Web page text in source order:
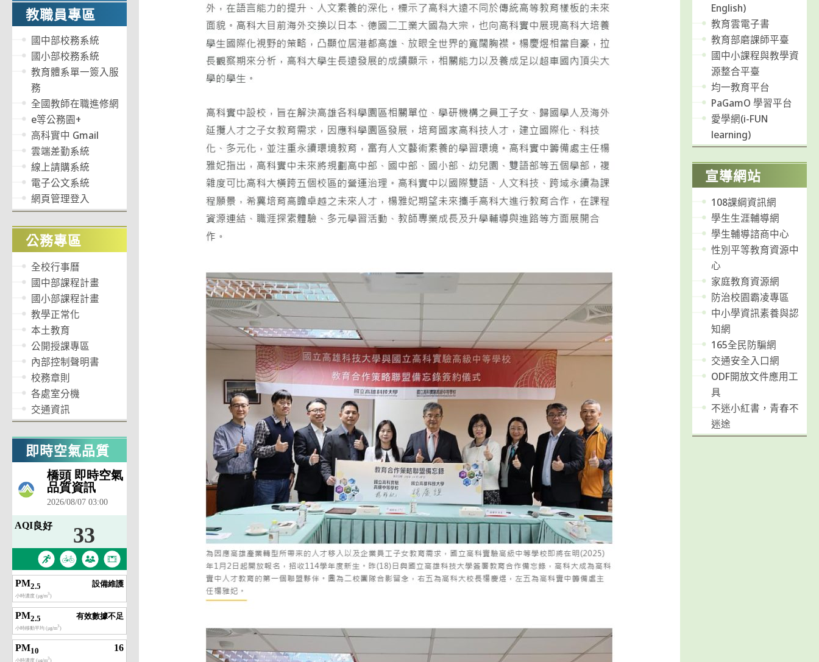
教職員專區
國中部校務系統
國小部校務系統
教育體系單一簽入服
務
全國教師在職進修網
e等公務園+
高科實中 Gmail
雲端差勤系統
線上請購系統
電子公文系統
網頁管理登入
公務專區
全校行事曆
國中部課程計畫
國小部課程計畫
教學正常化
本土教育
公開授課專區
內部控制聲明書
校務章則
各處室分機
交通資訊
即時空氣品質
English)
教育雲電子書
教育部磨課師平臺
國中小課程與教學資
源整合平臺
均一教育平台
PaGamO 學習平台
愛學網(i-FUN
learning)
宣導網站
108課綱資訊網
學生生涯輔導網
學生輔導諮商中心
性別平等教育資源中
心
家庭教育資源網
防治校園霸凌專區
中小學資訊素養與認
知網
165全民防騙網
交通安全入口網
ODF開放文件應用工
具
不迷小紅書，青春不
迷途